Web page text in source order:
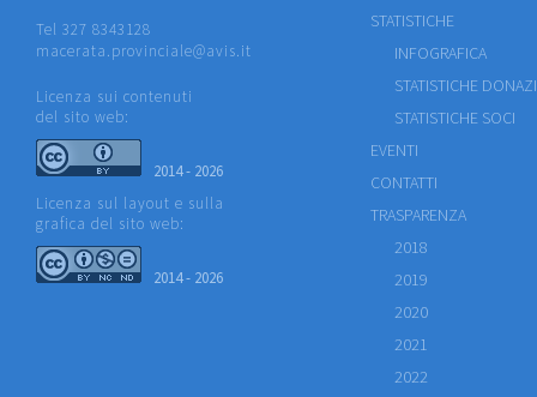
Tel 327 8343128
macerata.provinciale@avis.it
Licenza sui contenuti
del sito web:
2014 - 2026
Licenza sul layout e sulla
grafica del sito web:
2014 - 2026
STATISTICHE
INFOGRAFICA
STATISTICHE
STATISTICHE SOCI
EVENTI
CONTATTI
TRASPARENZA
2018
2019
2020
2021
2022